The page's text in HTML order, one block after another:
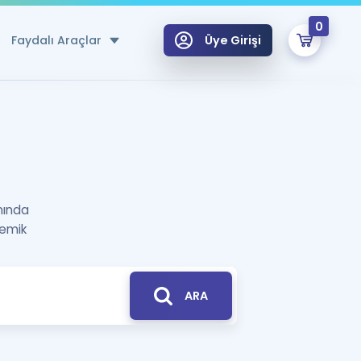
Faydalı Araçlar
Hesaplama Aracı
Üye Girişi
0
Şifremi Hatırlamıyorum
Hoca ile seni sınava hazırlayacak onlarca eğitim seni bekliyor!
ARA